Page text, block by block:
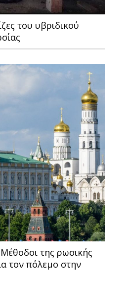
του υβριδικού
της ρωσικής
τον πόλεμο στην